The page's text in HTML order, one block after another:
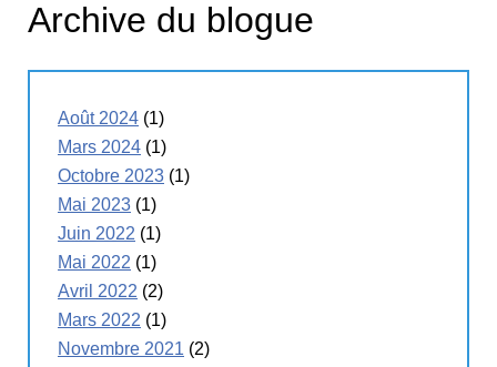
Archive du blogue
Août 2024 (1)
Mars 2024 (1)
Octobre 2023 (1)
Mai 2023 (1)
Juin 2022 (1)
Mai 2022 (1)
Avril 2022 (2)
Mars 2022 (1)
Novembre 2021 (2)